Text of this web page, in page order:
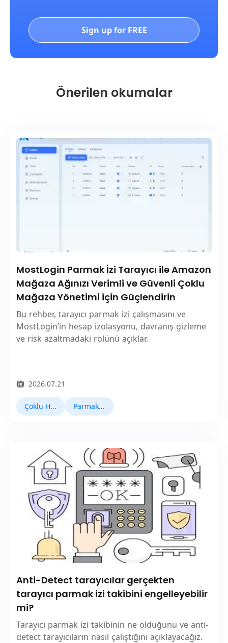
Sign up for FREE
Önerilen okumalar
MostLogin Parmak İzi Tarayıcı ile Amazon
Mağaza Ağınızı Verimli ve Güvenli Çoklu
Mağaza Yönetimi için Güçlendirin
Bu rehber, tarayıcı parmak izi çalışmasını ve
MostLogin’in hesap izolasyonu, davranış gizleme
ve risk azaltmadaki rolünü açıklar.
2026.07.21
Çoklu Hesap Yönetimi Parmak İzi Tarayıcı
Anti-Detect tarayıcılar gerçekten
tarayıcı parmak izi takibini engelleyebilir
mi?
Tarayıcı parmak izi takibinin ne olduğunu ve anti-
detect tarayıcıların nasıl çalıştığını açıklayacağız.